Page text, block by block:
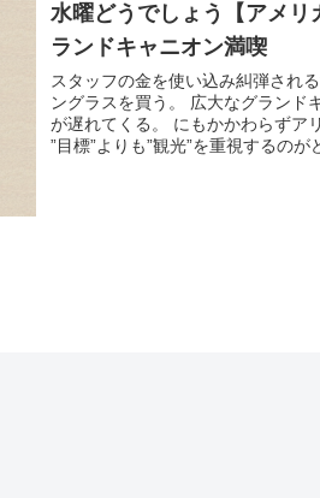
水曜どうでしょう【アメ
ランドキャニオン満喫
スタッフの金を使い込み糾弾され
ングラスを買う。 広大なグランド
が遅れてくる。 にもかかわらずア
”目標”よりも”観光”を重視するのが